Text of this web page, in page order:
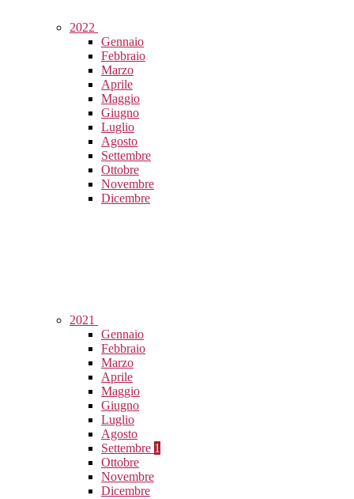
2022
Gennaio
Febbraio
Marzo
Aprile
Maggio
Giugno
Luglio
Agosto
Settembre
Ottobre
Novembre
Dicembre
2021
Gennaio
Febbraio
Marzo
Aprile
Maggio
Giugno
Luglio
Agosto
Settembre 1
Ottobre
Novembre
Dicembre